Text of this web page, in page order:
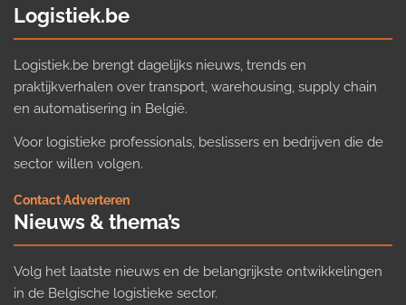
Logistiek.be
Logistiek.be brengt dagelijks nieuws, trends en
praktijkverhalen over transport, warehousing, supply chain
en automatisering in België.
Voor logistieke professionals, beslissers en bedrijven die de
sector willen volgen.
Contact·Adverteren
Nieuws & thema’s
Volg het laatste nieuws en de belangrijkste ontwikkelingen
in de Belgische logistieke sector.